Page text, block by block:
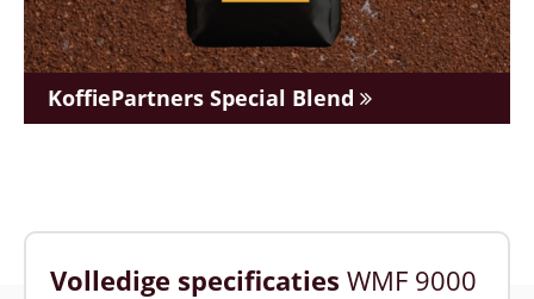
KoffiePartners Special Blend
Volledige specificaties WMF 9000